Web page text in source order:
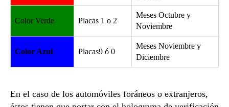
Color Verde Placas 1 o 2
Meses Octubre y
Noviembre
Color Azul Placas9 ó 0
Meses Noviembre y
Diciembre
En el caso de los automóviles foráneos o extranjeros,